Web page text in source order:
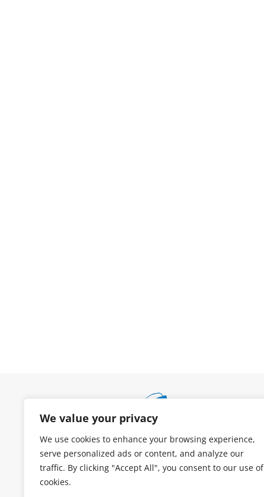
We value your privacy
We use cookies to enhance your browsing experience,
serve personalized ads or content, and analyze our
traffic. By clicking "Accept All", you consent to our use of
cookies.